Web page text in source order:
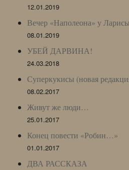
12.01.2019
Вечер «Наполеона» у Ларисы
08.01.2019
УБЕЙ ДАРВИНА!
24.03.2018
Суперкукисы (новая
08.02.2017
Живут же люди…
25.01.2017
Конец повести «Робин…»
01.01.2017
ДВА РАССКАЗА